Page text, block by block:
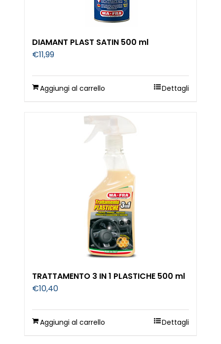
DIAMANT PLAST SATIN 500 ml
€11,99
Aggiungi al carrello Dettagli
TRATTAMENTO 3 IN 1 PLASTICHE 500 ml
€10,40
Aggiungi al carrello Dettagli